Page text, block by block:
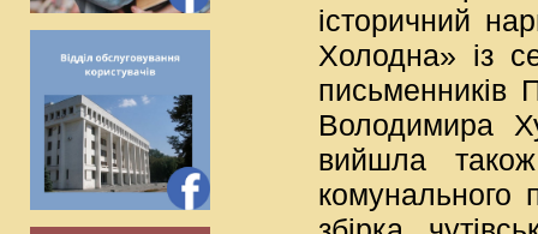
історичний
Холодна» із
письменників
Володимира
вийшла
комунального